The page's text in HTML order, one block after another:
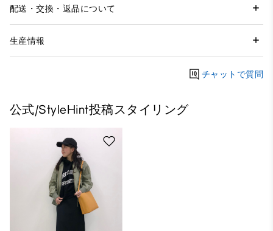
配送・交換・返品について
生産情報
チャットで質問
公式/StyleHint投稿スタイリング